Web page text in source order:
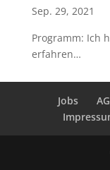
Sep. 29, 2021
Programm: Ich
erfahren…
Jobs